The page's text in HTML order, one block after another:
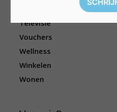
Televisie
Vouchers
Wellness
Winkelen
Wonen